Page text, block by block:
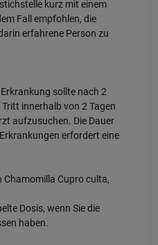
kurz mit einem
Fall empfohlen, die
erfahrene Person zu
sollte nach 2
innerhalb von 2 Tagen
aufzusuchen. Die Dauer
erfordert eine
Chamomilla Cupro culta,
Dosis, wenn Sie die
haben.